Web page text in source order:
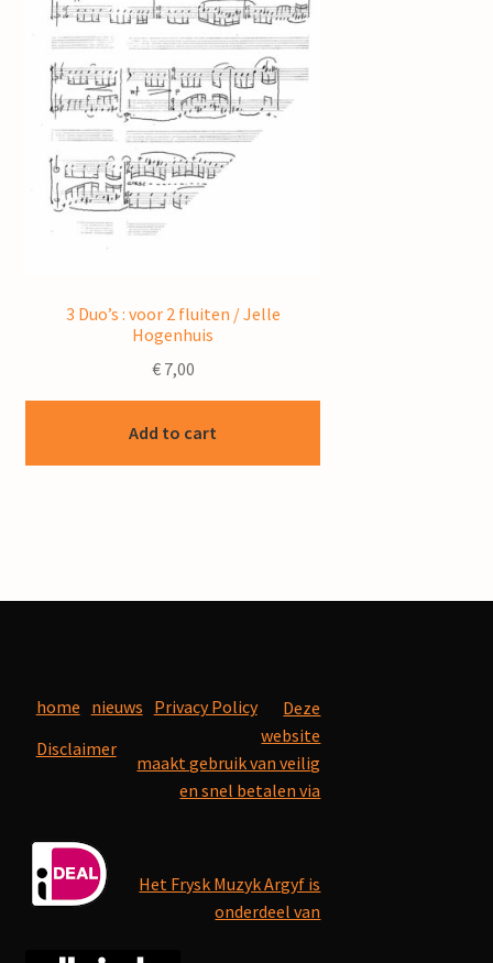
3 Duo’s : voor 2 fluiten / Jelle
Hogenhuis
€7,00
Add to cart
home nieuws Privacy Policy
Disclaimer
Deze
website
maakt gebruik van veilig
en snel betalen via
Het Frysk Muzyk Argyf is
onderdeel van